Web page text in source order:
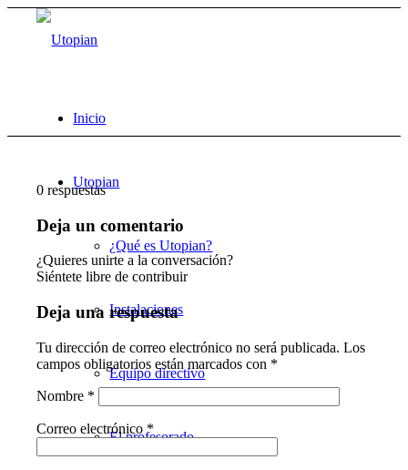
Inicio
Utopian
¿Qué es Utopian?
Instalaciones
Equipo directivo
El profesorado
0 respuestas
Deja un comentario
¿Quieres unirte a la conversación?
Siéntete libre de contribuir
Deja una respuesta
Tu dirección de correo electrónico no será publicada. Los
campos obligatorios están marcados con *
Nombre *
Correo electrónico*